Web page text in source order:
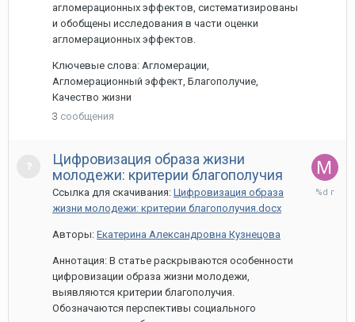
агломерационных эффектов, систематизированы
и обобщены исследования в части оценки
агломерационных эффектов.
Ключевые слова: Агломерации,
Агломерационный эффект, Благополучие,
Качество жизни
3 сообщения
Цифровизация образа жизни
молодежи: критерии благополучия
Ссылка для скачивания: Цифровизация образа
жизни молодежи: критерии благополучия.docx
Авторы: Екатерина Александровна Кузнецова
Аннотация: В статье раскрываются особенности
цифровизации образа жизни молодежи,
выявляются критерии благополучия.
Обозначаются перспективы социального
27